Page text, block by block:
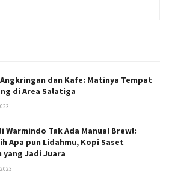
dan Kafe: Matinya Tempat
di Area Salatiga
Warmindo Tak Ada Manual Brew!:
Apa pun Lidahmu, Kopi Saset
yang Jadi Juara